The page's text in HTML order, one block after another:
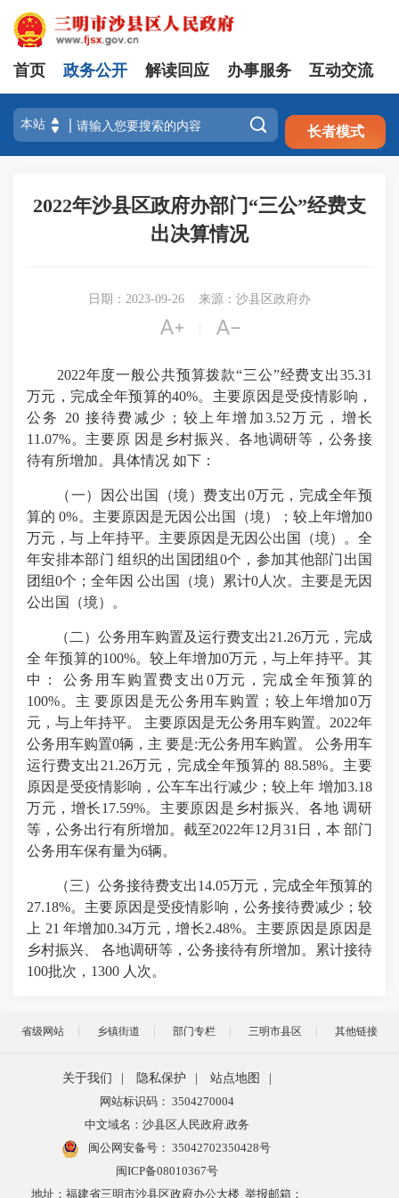
注册 登录
首页 政务公开 解读回应 办事服务 互动交流
 长者模式
2022年沙县区政府办部门“三公”经费支
出决算情况
日期：2023-09-26 来源：沙县区政府办
 
2022年度一般公共预算拨款“三公”经费支出35.31
万元，完成全年预算的40%。主要原因是受疫情影响，
公务 20 接待费减少；较上年增加3.52万元，增长
11.07%。主要原 因是乡村振兴、各地调研等，公务接
待有所增加。具体情况 如下：
（一）因公出国（境）费支出0万元，完成全年预
算的 0%。主要原因是无因公出国（境）；较上年增加0
万元，与 上年持平。主要原因是无因公出国（境）。全
年安排本部门 组织的出国团组0个，参加其他部门出国
团组0个；全年因 公出国（境）累计0人次。主要是无因
公出国（境）。
（二）公务用车购置及运行费支出21.26万元，完成
全 年预算的100%。较上年增加0万元，与上年持平。其
中： 公务用车购置费支出0万元，完成全年预算的
100%。主 要原因是无公务用车购置；较上年增加0万
元，与上年持平。 主要原因是无公务用车购置。2022年
公务用车购置0辆，主 要是:无公务用车购置。 公务用车
运行费支出21.26万元，完成全年预算的 88.58%。主要
原因是受疫情影响，公车车出行减少；较上年 增加3.18
万元，增长17.59%。主要原因是乡村振兴、各地 调研
等，公务出行有所增加。截至2022年12月31日，本 部门
公务用车保有量为6辆。
（三）公务接待费支出14.05万元，完成全年预算的
27.18%。主要原因是受疫情影响，公务接待费减少；较
上 21 年增加0.34万元，增长2.48%。主要原因是原因是
乡村振兴、 各地调研等，公务接待有所增加。累计接待
100批次，1300 人次。
省级网站 乡镇街道 部门专栏 三明市县区 其他链接
关于我们 隐私保护 站点地图
网站标识码： 3504270004
中文域名：沙县区人民政府.政务
闽公网安备号： 35042702350428号
闽ICP备08010367号
地址：福建省三明市沙县区政府办公大楼 举报邮箱：